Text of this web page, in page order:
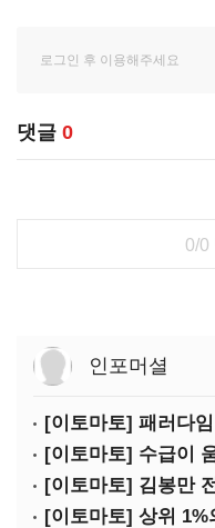
댓글 0
0/0
인포머셜